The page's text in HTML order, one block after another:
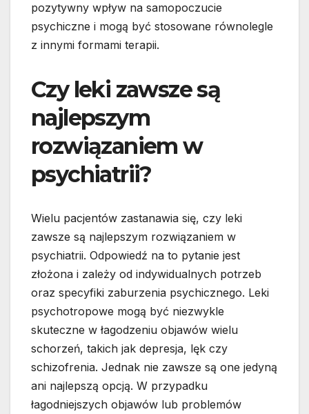
pozytywny wpływ na samopoczucie
psychiczne i mogą być stosowane równolegle
z innymi formami terapii.
Czy leki zawsze są
najlepszym
rozwiązaniem w
psychiatrii?
Wielu pacjentów zastanawia się, czy leki
zawsze są najlepszym rozwiązaniem w
psychiatrii. Odpowiedź na to pytanie jest
złożona i zależy od indywidualnych potrzeb
oraz specyfiki zaburzenia psychicznego. Leki
psychotropowe mogą być niezwykle
skuteczne w łagodzeniu objawów wielu
schorzeń, takich jak depresja, lęk czy
schizofrenia. Jednak nie zawsze są one jedyną
ani najlepszą opcją. W przypadku
łagodniejszych objawów lub problemów